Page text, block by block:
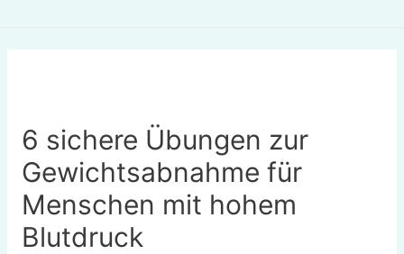
6 sichere Übungen zur
Gewichtsabnahme für
Menschen mit hohem
Blutdruck